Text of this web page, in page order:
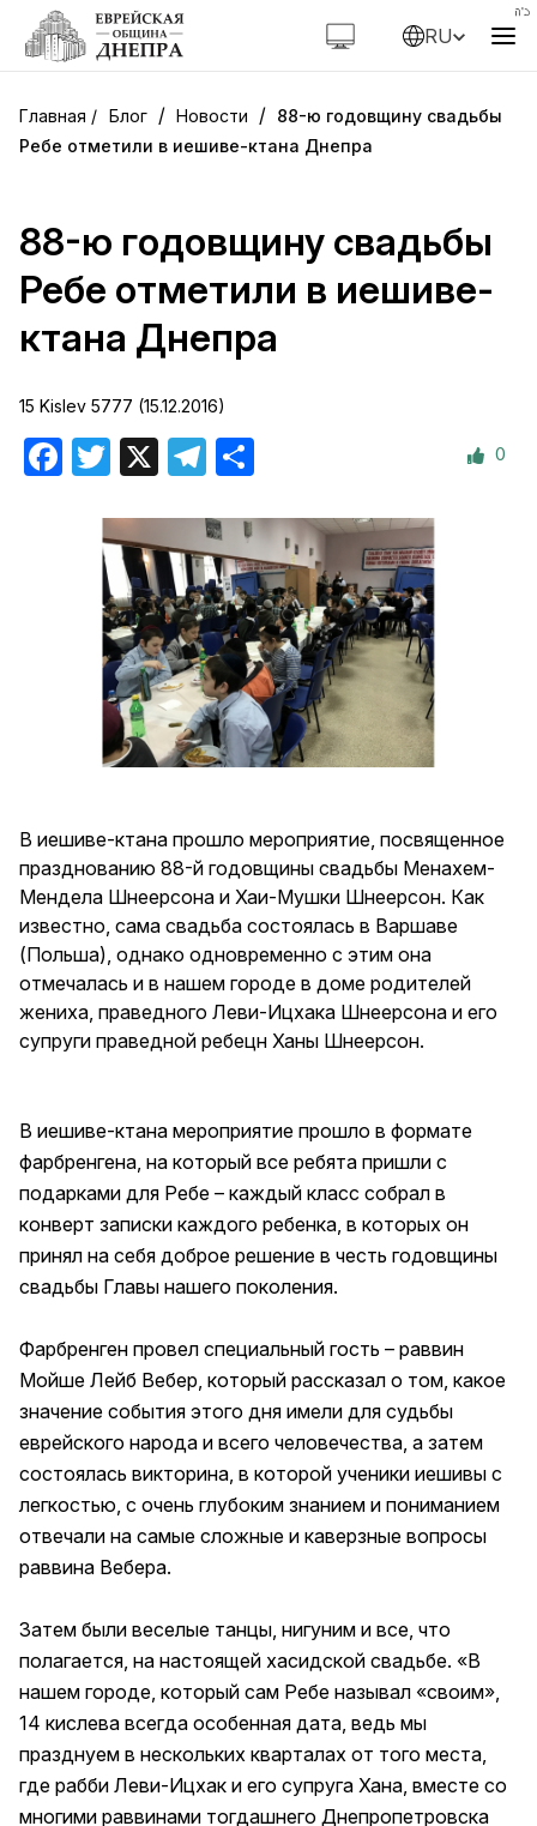
RU
Блог / Новости / 88-ю годовщину свадьбы
Ребе отметили в иешиве-ктана Днепра
88-ю годовщину свадьбы
Ребе отметили в иешиве-
ктана Днепра
15 Kislev 5777 (15.12.2016)
Facebook
Twitter Telegram 0
В иешиве-ктана прошло мероприятие, посвященное
празднованию 88-й годовщины свадьбы Менахем-
Мендела Шнеерсона и Хаи-Мушки Шнеерсон. Как
известно, сама свадьба состоялась в Варшаве
(Польша), однако одновременно с этим она
отмечалась и в нашем городе в доме родителей
жениха, праведного Леви-Ицхака Шнеерсона и его
супруги праведной ребецн Ханы Шнеерсон.
В иешиве-ктана мероприятие прошло в формате
фарбренгена, на который все ребята пришли с
подарками для Ребе – каждый класс собрал в
конверт записки каждого ребенка, в которых он
принял на себя доброе решение в честь годовщины
свадьбы Главы нашего поколения.
Фарбренген провел специальный гость – раввин
Мойше Лейб Вебер, который рассказал о том, какое
значение события этого дня имели для судьбы
еврейского народа и всего человечества, а затем
состоялась викторина, в которой ученики иешивы с
легкостью, с очень глубоким знанием и пониманием
отвечали на самые сложные и каверзные вопросы
раввина Вебера.
Затем были веселые танцы, нигуним и все, что
полагается, на настоящей хасидской свадьбе. «В
нашем городе, который сам Ребе называл «своим»,
14 кислева всегда особенная дата, ведь мы
празднуем в нескольких кварталах от того места,
где рабби Леви-Ицхак и его супруга Хана, вместе со
многими раввинами тогдашнего Днепропетровска